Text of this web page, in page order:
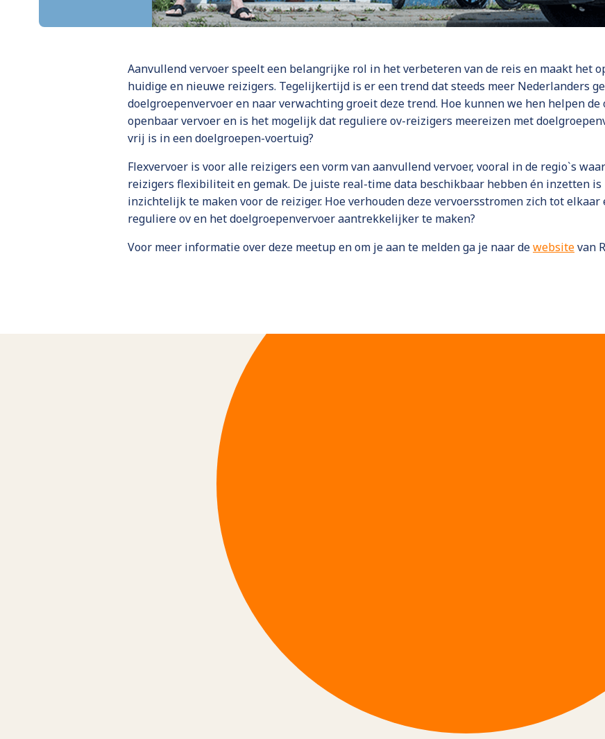
Aanvullend vervoer speelt een belangrijke rol in het verbeteren van de reis en maakt het
huidige en nieuwe reizigers. Tegelijkertijd is er een trend dat steeds meer Nederlanders
doelgroepenvervoer en naar verwachting groeit deze trend. Hoe kunnen we hen helpen
openbaar vervoer en is het mogelijk dat reguliere ov-reizigers meereizen met
vrij is in een doelgroepen-voertuig?
Flexvervoer is voor alle reizigers een vorm van aanvullend vervoer, vooral in de regio`s
reizigers flexibiliteit en gemak. De juiste real-time data beschikbaar hebben én inzetten is
inzichtelijk te maken voor de reiziger. Hoe verhouden deze vervoersstromen zich tot
reguliere ov en het doelgroepenvervoer aantrekkelijker te maken?
Voor meer informatie over deze meetup en om je aan te melden ga je naar dewebsitevan